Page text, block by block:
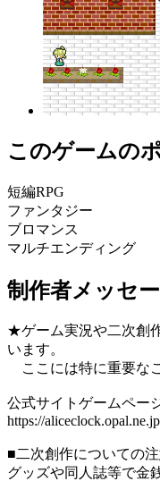
このゲームの
短編RPG
ファンタジー
ブロマンス
マルチエンディング
制作者メッセ
★ゲーム実況や二次創
います。
ここには特に重要な
公式サイトゲームペー
https://
■二次創作についての
グッズや同人誌等で金